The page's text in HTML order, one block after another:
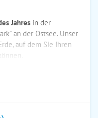
Jahres in der
an der Ostsee. Unser
auf dem Sie Ihren